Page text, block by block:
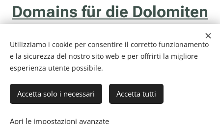
Domains für die Dolomiten
Internethotel.it è un servizio della ditta Francesco Solidoro - Via delle
Ghiaie, 20/1 - 38122 - Trento (TN) - P.I. 01043510229
Informativa Privacy & Cookie Policy
Utilizziamo i cookie per consentire il corretto funzionamento
e la sicurezza del nostro sito web e per offrirti la migliore
esperienza utente possibile.
Accetta solo i necessari Accetta tutti
Apri le impostazioni avanzate